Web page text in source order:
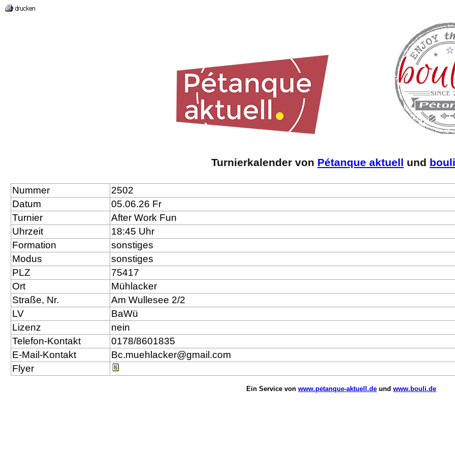
Turnierkalender von Pétanque aktuell und
Nummer
2502
Datum
05.06.26 Fr
Turnier
After Work Fun
Uhrzeit
18:45 Uhr
Formation
sonstiges
Modus
sonstiges
PLZ
75417
Ort
Mühlacker
Straße, Nr.
Am Wullesee 2/2
LV
BaWü
Lizenz
nein
Telefon-Kontakt
0178/8601835
E-Mail-Kontakt
Bc.muehlacker@gmail.com
Flyer
Ein Service von www.petanque-aktuell.de und www.bouli.de